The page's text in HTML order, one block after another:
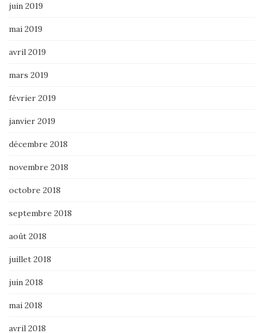
juin 2019
mai 2019
avril 2019
mars 2019
février 2019
janvier 2019
décembre 2018
novembre 2018
octobre 2018
septembre 2018
août 2018
juillet 2018
juin 2018
mai 2018
avril 2018